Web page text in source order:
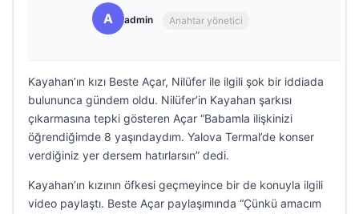
A admin Anahtar yönetici
Kayahan’ın kızı Beste Açar, Nilüfer ile ilgili şok bir iddiada
bulununca gündem oldu. Nilüfer’in Kayahan şarkısı
çıkarmasına tepki gösteren Açar “Babamla ilişkinizi
öğrendiğimde 8 yaşındaydım. Yalova Termal’de konser
verdiğiniz yer dersem hatırlarsın” dedi.
Kayahan’ın kızının öfkesi geçmeyince bir de konuyla ilgili
video paylaştı. Beste Açar paylaşımında “Çünkü amacım